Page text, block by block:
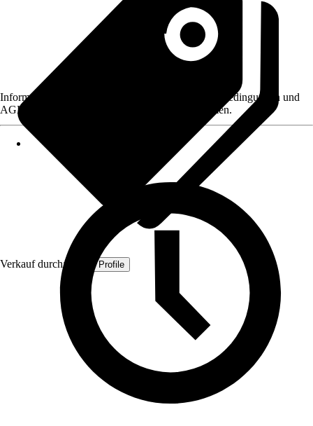
Verkauf durch: Quest Profile
Informationen des Verkäufers, wie z. B. Rückgabebedingungen und
AGB, finden Sie bei Klick auf den Verkäufernamen.